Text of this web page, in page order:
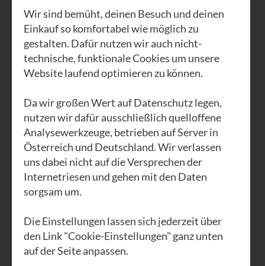
Heilhandlungen durchführen oder
begleiten.
Das Hören und Singen von Liedern
wirkt je nach Anforderung beruhigend
Bewegung, öffnet Heilräume oder hat
transformierende Wirkung. Das
Erlernen, Lenken und Leiten solcher
Heilgesänge bedarf selbst unter der
Begleitung von erfahrenen LehrerInnen
meist jahrzehntelanger Übung und
Schulung.
Daneben gibt es aber auch viele alte
Wir sind bemüht, deinen Besuch und deinen
Einkauf so komfortabel wie möglich zu
gestalten. Dafür nutzen wir auch nicht-
technische, funktionale Cookies um unsere
Website laufend optimieren zu können.
Da wir großen Wert auf Datenschutz legen,
nutzen wir dafür ausschließlich quelloffene
Analysewerkzeuge, betrieben auf Server in
Österreich und Deutschland. Wir verlassen
uns dabei nicht auf die Versprechen der
Internetriesen und gehen mit den Daten
sorgsam um.
Die Einstellungen lassen sich jederzeit über
den Link "Cookie-Einstellungen" ganz unten
auf der Seite anpassen.